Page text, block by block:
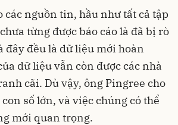
các nguồn tin, hầu như tất cả tập
từng được báo cáo là đã bị rò
đây đều là dữ liệu mới hoàn
dữ liệu vẫn còn được các nhà
cãi. Dù vậy, ông Pingree cho
số lớn, và việc chúng có thể
mới quan trọng.